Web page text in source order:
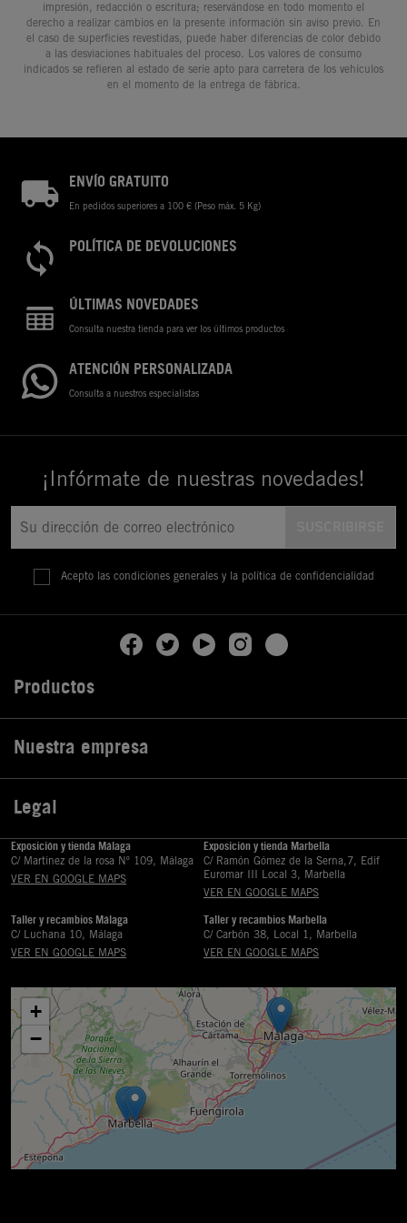
impresión, redacción o escritura; reservándose en todo momento el
derecho a realizar cambios en la presente información sin aviso previo. En
el caso de superficies revestidas, puede haber diferencias de color debido
a las desviaciones habituales del proceso. Los valores de consumo
indicados se refieren al estado de serie apto para carretera de los vehículos
en el momento de la entrega de fábrica.
ENVÍO GRATUITO
En pedidos superiores a 100 € (Peso máx. 5 Kg)
POLÍTICA DE DEVOLUCIONES
ÚLTIMAS NOVEDADES
Consulta nuestra tienda para ver los últimos productos
ATENCIÓN PERSONALIZADA
Consulta a nuestros especialistas
¡Infórmate de nuestras novedades!
Acepto las condiciones generales y la política de confidencialidad
Productos
Nuestra empresa
Legal
Exposición y tienda Málaga
C/ Martinez de la rosa Nº 109, Málaga
VER EN GOOGLE MAPS
Exposición y tienda Marbella
C/ Ramón Gómez de la Serna,7, Edif
Euromar III Local 3, Marbella
VER EN GOOGLE MAPS
Taller y recambios Málaga
C/ Luchana 10, Málaga
VER EN GOOGLE MAPS
Taller y recambios Marbella
C/ Carbón 38, Local 1, Marbella
VER EN GOOGLE MAPS
+
−